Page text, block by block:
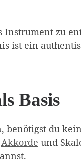
Instrument zu
ist ein
Basis
du
Akkorde und